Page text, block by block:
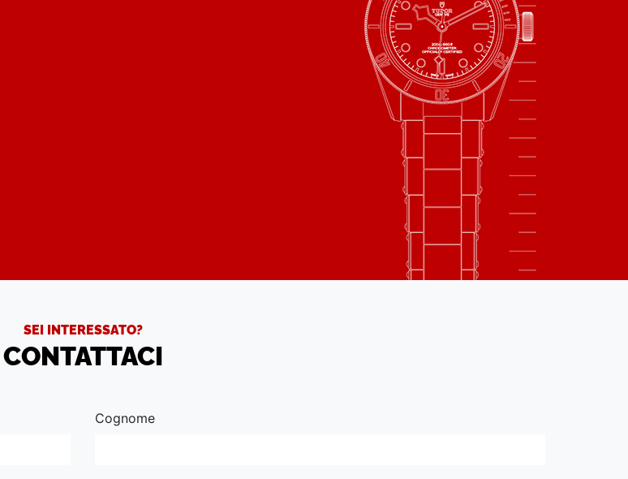
SEI INTERESSATO?
CONTATTACI
Cognome